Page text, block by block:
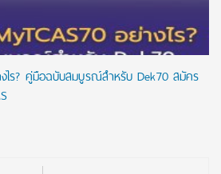
งไร? คู่มือฉบับสมบูรณ์สำหรับ Dek70 สมัคร